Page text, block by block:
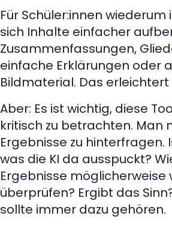
Für Schüler:innen wiederum
sich Inhalte einfacher
Zusammenfassungen,
einfache Erklärungen oder
Bildmaterial. Das erleichtert
Aber: Es ist wichtig, diese
kritisch zu betrachten. Man
Ergebnisse zu hinterfragen.
was die KI da ausspuckt?
Ergebnisse möglicherweise
überprüfen? Ergibt das
sollte immer dazu gehören.